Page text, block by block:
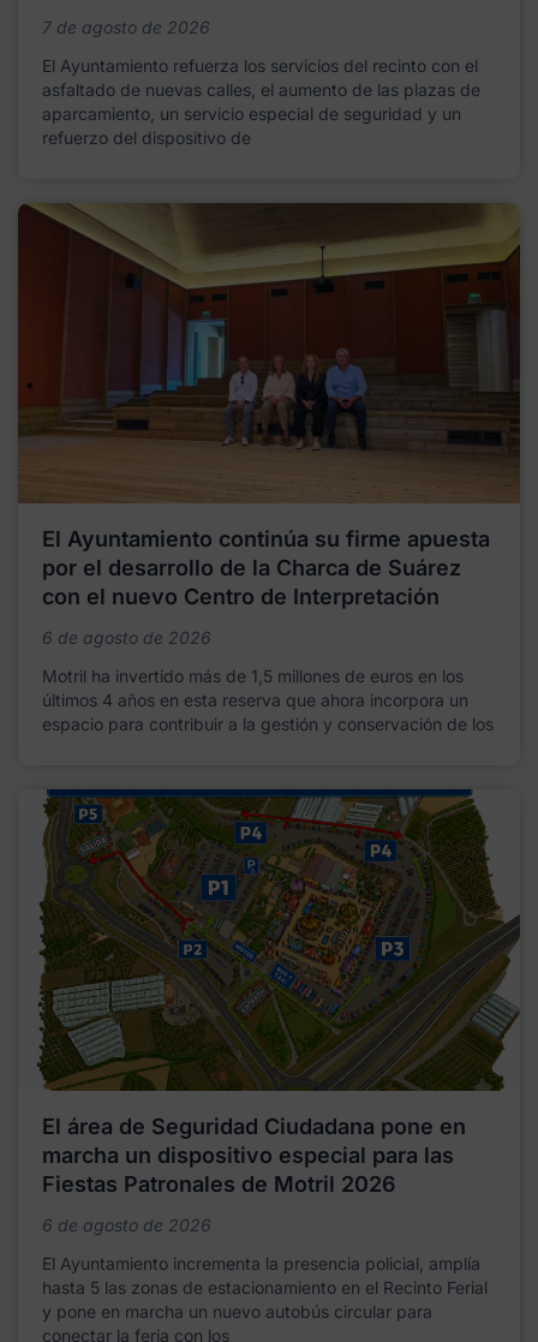
7 de agosto de 2026
El Ayuntamiento refuerza los servicios del recinto con el
asfaltado de nuevas calles, el aumento de las plazas de
aparcamiento, un servicio especial de seguridad y un
refuerzo del dispositivo de
El Ayuntamiento continúa su firme apuesta
por el desarrollo de la Charca de Suárez
con el nuevo Centro de Interpretación
6 de agosto de 2026
Motril ha invertido más de 1,5 millones de euros en los
últimos 4 años en esta reserva que ahora incorpora un
espacio para contribuir a la gestión y conservación de los
El área de Seguridad Ciudadana pone en
marcha un dispositivo especial para las
Fiestas Patronales de Motril 2026
6 de agosto de 2026
El Ayuntamiento incrementa la presencia policial, amplía
hasta 5 las zonas de estacionamiento en el Recinto Ferial
y pone en marcha un nuevo autobús circular para
conectar la feria con los